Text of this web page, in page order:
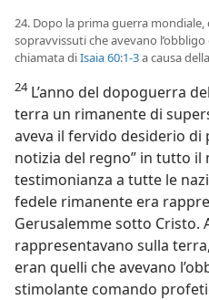
24. Dopo la prima guerra
sopravvissuti che avevano
chiamata diIsaia 60:1-3a causa
24L’anno del dopoguerra del
terra un rimanente di
aveva il fervido desiderio di
notizia del regno” in tutto il
testimonianza a tutte le
fedele rimanente era
Gerusalemme sotto Cristo.
rappresentavano sulla
eran quelli che avevano
stimolante comando